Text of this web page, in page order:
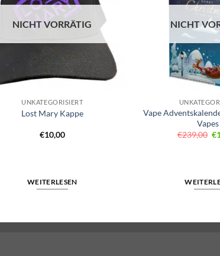
NICHT VORRÄTIG
UNKATEGORISIERT
Lost Mary Kappe
€10,00
WEITERLESEN
NICHT
Vape
Vapes
€239,00 €